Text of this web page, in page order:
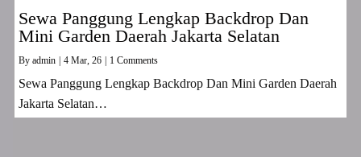
Sewa Panggung Lengkap Backdrop Dan
Mini Garden Daerah Jakarta Selatan
By admin | 4 Mar, 26 | 1 Comments
Sewa Panggung Lengkap Backdrop Dan Mini Garden Daerah
Jakarta Selatan…